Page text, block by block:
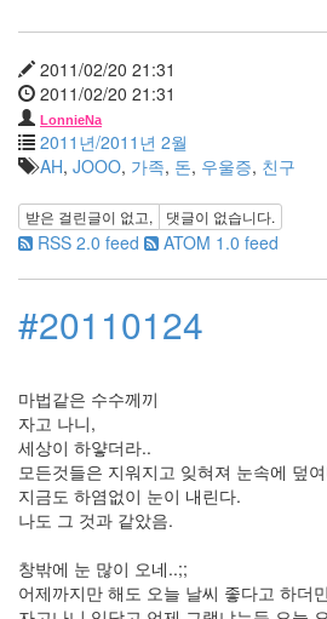
2011/02/20 21:31
2011/02/20 21:31
LonnieNa
2011년/2011년 2월
AH, JOOO, 가족, 돈, 우울증, 친구
받은 걸린글이 없고, 댓글이 없습니다.
RSS 2.0 feed ATOM 1.0 feed
#20110124
마법같은 수수께끼
자고 나니,
세상이 하얗더라..
모든것들은 지워지고 잊혀져 눈속에 덮
지금도 하염없이 눈이 내린다.
나도 그 것과 같았음.
창밖에 눈 많이 오네..;;
어제까지만 해도 오늘 날씨 좋다고 하더
년
4
월
4
2008
년
5
월
3
2008
년
월
년
7
월
3
2008
년
월
2